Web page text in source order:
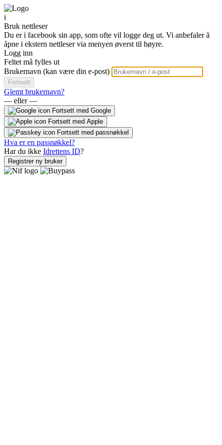
i
Bruk nettleser
Du er i facebook sin app, som ofte vil logge deg ut. Vi anbefaler å
åpne i ekstern nettleser via menyen øverst til høyre.
Logg inn
Feltet må fylles ut
Brukernavn (kan være din e-post)
Fortsett
Glemt brukernavn?
— eller —
Fortsett med Google
Fortsett med Apple
Fortsett med passnøkkel
Hva er en passnøkkel?
Har du ikke Idrettens ID?
Registrer ny bruker